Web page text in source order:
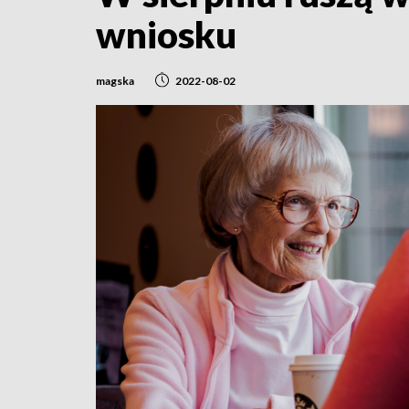
wniosku
magska 2022-08-02